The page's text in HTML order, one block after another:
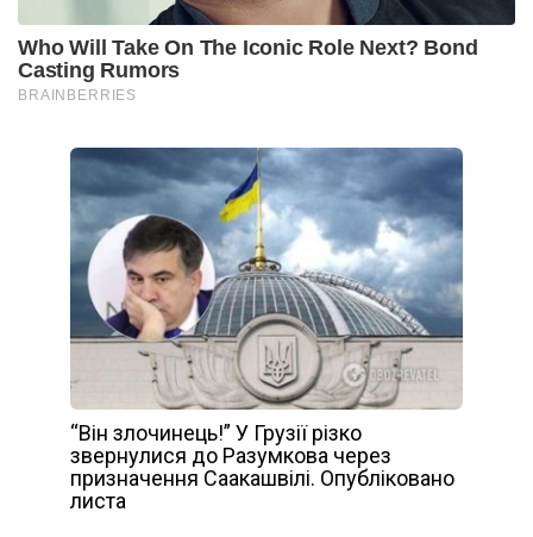
“Він злочинець!” У Грузії різко
звернулися до Разумкова через
призначення Саакашвілі. Опубліковано
листа